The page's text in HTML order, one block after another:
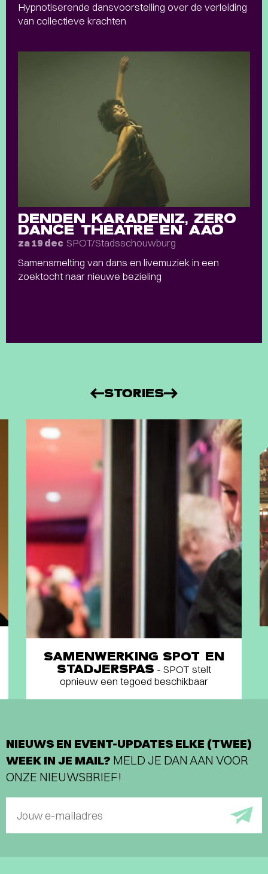
Hypnotiserende dansvoorstelling over de verleiding
van collectieve krachten
DENDEN KARADENIZ, ZERO
DANCE THEATRE EN AAO
za 19 dec SPOT/Stadsschouwburg
Samensmelting van dans en livemuziek in een
zoektocht naar nieuwe bezieling
STORIES
SAMENWERKING SPOT EN
STADJERSPAS - SPOT stelt
opnieuw een tegoed beschikbaar
NIEUWS EN EVENT-UPDATES ELKE (TWEE)
WEEK IN JE MAIL? MELD JE DAN AAN VOOR
ONZE NIEUWSBRIEF!
Jouw e-mailadres